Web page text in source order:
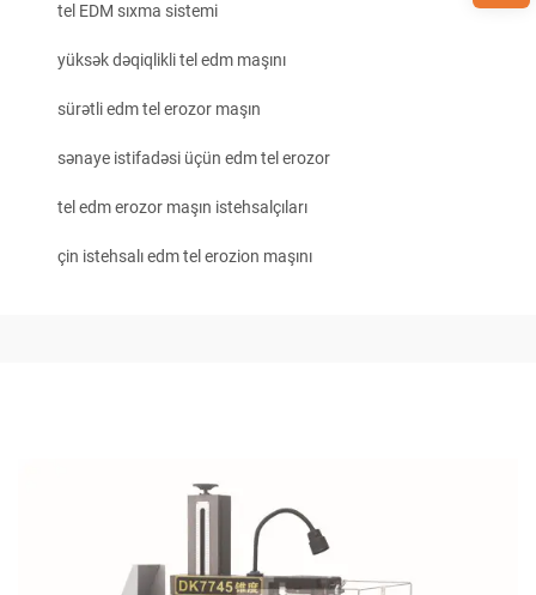
tel EDM sıxma sistemi
yüksək dəqiqlikli tel edm maşını
sürətli edm tel erozor maşın
sənaye istifadəsi üçün edm tel erozor
tel edm erozor maşın istehsalçıları
çin istehsalı edm tel erozion maşını